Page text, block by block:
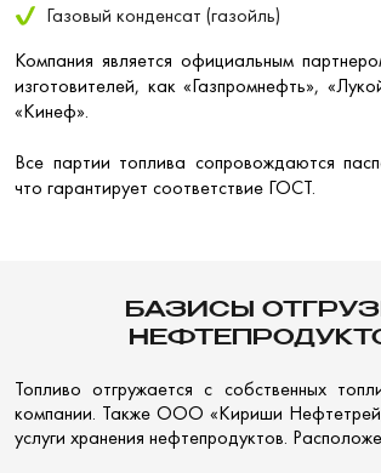
Газовый конденсат (газойль)
Компания является официальным
изготовителей, как «Газпромнефть»,
«Кинеф».
Все партии топлива сопровождаются
что гарантирует соответствие ГОСТ.
БАЗИСЫ
Топливо отгружается с собственных
компании. Также ООО «Кириши
услуги хранения нефтепродуктов.